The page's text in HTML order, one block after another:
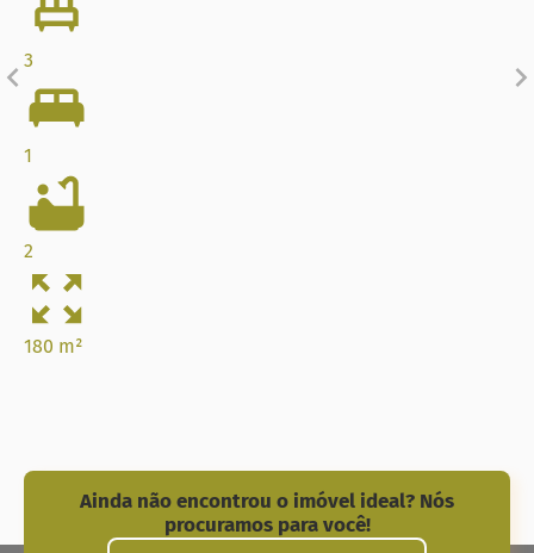
3
1
2
180 m²
Ainda não encontrou o imóvel ideal? Nós
procuramos para você!